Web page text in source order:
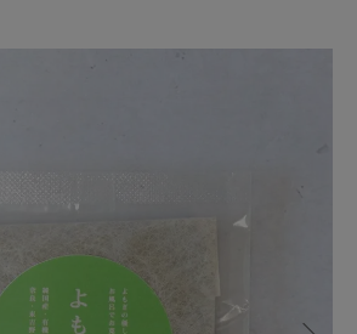
新規会員登録